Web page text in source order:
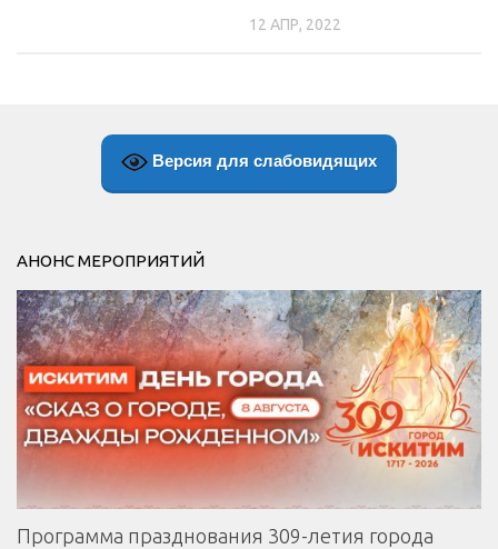
12 АПР, 2022
Версия для слабовидящих
АНОНС МЕРОПРИЯТИЙ
Программа празднования 309-летия города